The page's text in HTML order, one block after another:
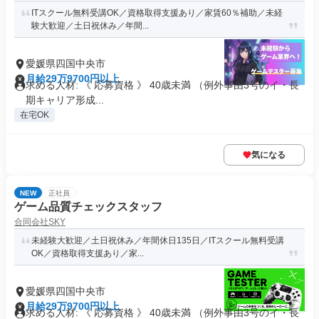
ITスクール無料受講OK／資格取得支援あり／家賃60％補助／未経
験大歓迎／土日祝休み／年間...
愛媛県四国中央市
月給29万9700円以上
求める人材: 《 応募資格 》 40歳未満 （例外事由3号のイ・長
期キャリア形成...
在宅OK
気になる
NEW 正社員
ゲーム品質チェックスタッフ
合同会社SKY
未経験大歓迎／土日祝休み／年間休日135日／ITスクール無料受講
OK／資格取得支援あり／家...
愛媛県四国中央市
月給29万9700円以上
求める人材: 《 応募資格 》 40歳未満 （例外事由3号のイ・長